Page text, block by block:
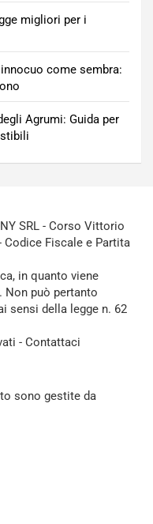
migliori per i
come sembra:
Agrumi: Guida per
SRL - Corso Vittorio
Codice Fiscale e Partita
in quanto viene
Non può pertanto
sensi della legge n. 62
- Contattaci
sono gestite da